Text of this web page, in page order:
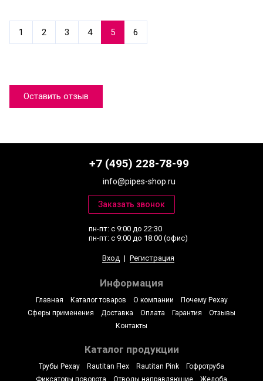
1 2 3 4 5 6
Оставить отзыв
+7 (495) 228-78-99
info@pipes-shop.ru
пн-пт: с 9:00 до 22:30
пн-пт: с 9:00 до 18:00 (офис)
Вход | Регистрация
Информация
Главная Каталог товаров О компании
Почему Рехау
Сферы применения
Доставка Оплата Гарантия
Отзывы
Контакты
Каталог продукции
Трубы Рехау Rautitan Flex Rautitan Pink
Гофротруба